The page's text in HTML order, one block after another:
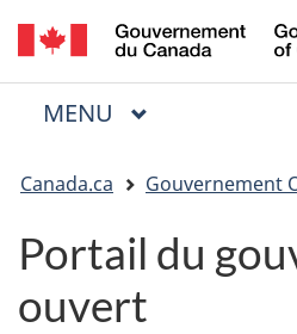
au
à
«
à
la
Menu
MENU PRINCIPAL
êtes
ici
Canada.ca Gouvernement
Portail du
ouvert